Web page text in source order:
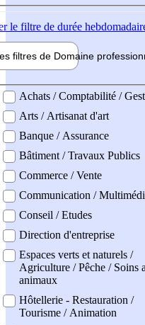
le filtre de durée
filtres de Domaine pro
professionel
Achats / Comptabilité /
Arts / Artisanat d'art
Banque / Assurance
Bâtiment / Travaux Publics
Commerce / Vente
Communication /
Conseil / Etudes
Direction d'entreprise
Espaces verts et naturels /
Agriculture / Pêche / Soins
animaux
Hôtellerie - Restauration /
Tourisme / Animation